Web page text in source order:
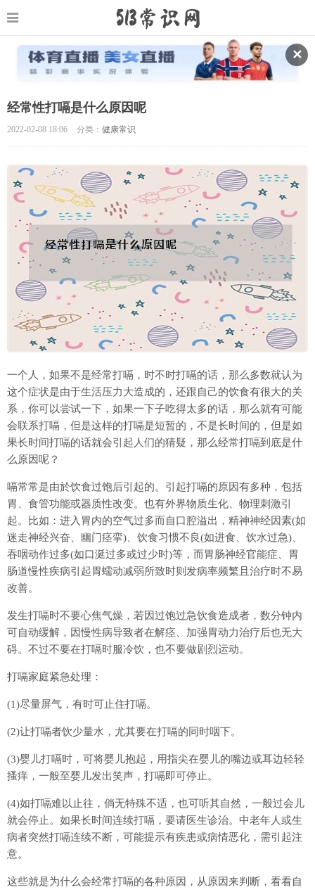
✕
经常性打嗝是什么原因呢
2022-02-08 18:06 分类： 健康常识
一个人，如果不是经常打嗝，时不时打嗝的话，那么多数就认为
这个症状是由于生活压力大造成的，还跟自己的饮食有很大的关
系，你可以尝试一下，如果一下子吃得太多的话，那么就有可能
会联系打嗝，但是这样的打嗝是短暂的，不是长时间的，但是如
果长时间打嗝的话就会引起人们的猜疑，那么经常打嗝到底是什
么原因呢？
嗝常常是由於饮食过饱后引起的。引起打嗝的原因有多种，包括
胃、食管功能或器质性改变。也有外界物质生化、物理刺激引
起。比如：进入胃内的空气过多而自口腔溢出，精神神经因素(如
迷走神经兴奋、幽门痉挛)、饮食习惯不良(如进食、饮水过急)、
吞咽动作过多(如口涎过多或过少时)等，而胃肠神经官能症、胃
肠道慢性疾病引起胃蠕动减弱所致时则发病率频繁且治疗时不易
改善。
发生打嗝时不要心焦气燥，若因过饱过急饮食造成者，数分钟内
可自动缓解，因慢性病导致者在解痉、加强胃动力治疗后也无大
碍。不过不要在打嗝时服冷饮，也不要做剧烈运动。
打嗝家庭紧急处理：
(1)尽量屏气，有时可止住打嗝。
(2)让打嗝者饮少量水，尤其要在打嗝的同时咽下。
(3)婴儿打嗝时，可将婴儿抱起，用指尖在婴儿的嘴边或耳边轻轻
搔痒，一般至婴儿发出笑声，打嗝即可停止。
(4)如打嗝难以止往，倘无特殊不适，也可听其自然，一般过会儿
就会停止。如果长时间连续打嗝，要请医生诊治。中老年人或生
病者突然打嗝连续不断，可能提示有疾患或病情恶化，需引起注
意。
这些就是为什么会经常打嗝的各种原因，从原因来判断，看看自